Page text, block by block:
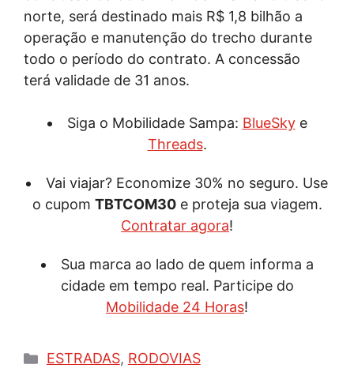
norte, será destinado mais R$ 1,8 bilhão a
operação e manutenção do trecho durante
todo o período do contrato. A concessão
terá validade de 31 anos.
Siga o Mobilidade Sampa: BlueSkye
Threads.
Vai viajar? Economize 30% no seguro. Use
o cupom TBTCOM30e proteja sua viagem.
Contratar agora!
Sua marca ao lado de quem informa a
cidade em tempo real. Participe do
Mobilidade 24 Horas!
Categorias
ESTRADAS, RODOVIAS